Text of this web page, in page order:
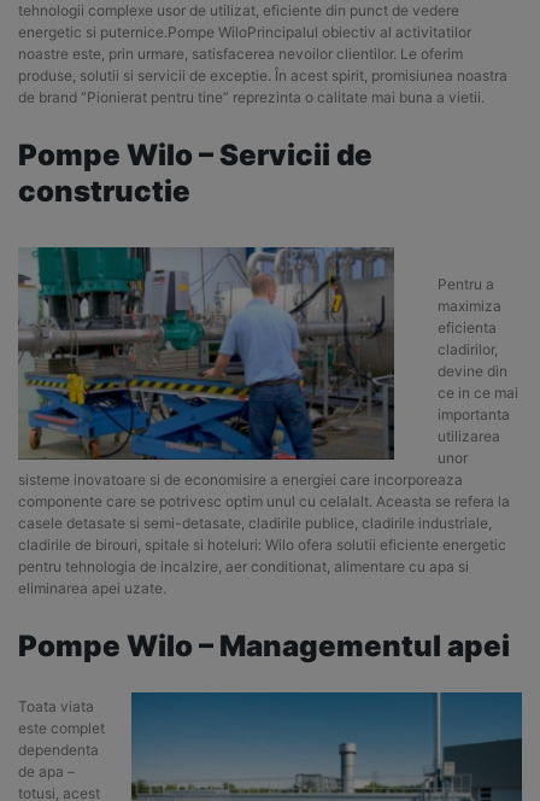
tehnologii complexe usor de utilizat, eficiente din punct de vedere
energetic si puternice.Pompe WiloPrincipalul obiectiv al activitatilor
noastre este, prin urmare, satisfacerea nevoilor clientilor. Le oferim
produse, solutii si servicii de exceptie. În acest spirit, promisiunea noastra
de brand “Pionierat pentru tine” reprezinta o calitate mai buna a vietii.
Pompe Wilo –Servicii de
constructie
Pentru a
maximiza
eficienta
cladirilor,
devine din
ce in ce mai
importanta
utilizarea
unor
sisteme inovatoare si de economisire a energiei care incorporeaza
componente care se potrivesc optim unul cu celalalt. Aceasta se refera la
casele detasate si semi-detasate, cladirile publice, cladirile industriale,
cladirile de birouri, spitale si hoteluri: Wilo ofera solutii eficiente energetic
pentru tehnologia de incalzire, aer conditionat, alimentare cu apa si
eliminarea apei uzate.
Pompe Wilo – Managementul apei
Toata viata
este complet
dependenta
de apa –
totusi, acest